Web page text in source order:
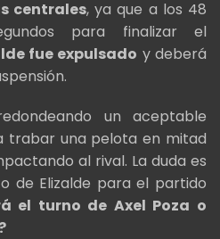
centrales, ya que a los 48
para finalizar el
fue expulsado y deberá
un aceptable
trabar una pelota en mitad
al rival. La duda es
de Elizalde para el partido
el turno de Axel Poza o